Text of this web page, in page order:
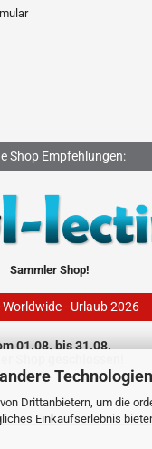
Drittanbietern, um die
Einkaufserlebnis
Shop Empfehlungen:
Sammler Shop!
- Urlaub 2026
01.08. bis 31.08.